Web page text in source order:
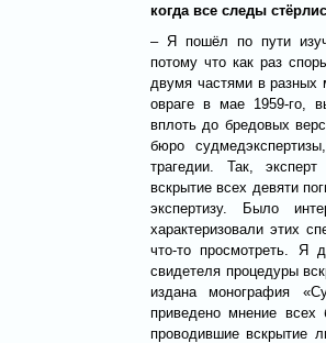
когда все следы
– Я пошёл по пути
потому что как раз
двумя частями в разных
овраге в мае 1959-го,
вплоть до бредовых
бюро
трагедии. Так,
вскрытие всех девяти
экспертизу. Было
характеризовали этих
что-то просмотреть. Я
свидетеля процедуры
издана монография
приведено мнение
проводившие вскрытие